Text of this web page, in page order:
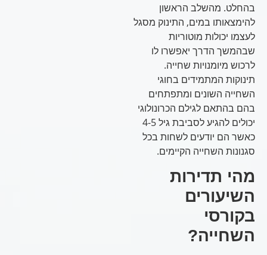
בהחלט. מהשלב הראשון
להימצאותו במים, התינוק מסגל
לעצמו יכולות מוטוריות
שבהמשך הדרך יאפשרו לו
לרכוש מיומנויות שחייה.
תינוקות המתמידים בחוגי
השחייה השונים ומתפתחים
בהם בהתאם לגילם הכרונולוגי
יכולים להגיע לסביבת גיל 4-5
כאשר הם יודעים לשחות בכל
סגנונות השחייה הקיימים.
מהי תדירות
השיעורים
בקורסי
השחייה?